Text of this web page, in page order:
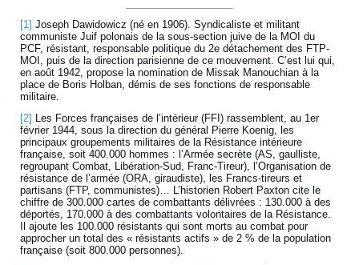
[1] Joseph Dawidowicz (né en 1906). Syndicaliste et militant
communiste Juif polonais de la sous-section juive de la MOI du
PCF, résistant, responsable politique du 2e détachement des FTP-
MOI, puis de la direction parisienne de ce mouvement. C’est lui qui,
en août 1942, propose la nomination de Missak Manouchian à la
place de Boris Holban, démis de ses fonctions de responsable
militaire.
[2] Les Forces françaises de l’intérieur (FFI) rassemblent, au 1er
février 1944, sous la direction du général Pierre Koenig, les
principaux groupements militaires de la Résistance intérieure
française, soit 400.000 hommes : l’Armée secrète (AS, gaulliste,
regroupant Combat, Libération-Sud, Franc-Tireur), l’Organisation de
résistance de l’armée (ORA, giraudiste), les Francs-tireurs et
partisans (FTP, communistes)… L’historien Robert Paxton cite le
chiffre de 300.000 cartes de combattants délivrées : 130.000 à des
déportés, 170.000 à des combattants volontaires de la Résistance.
Il ajoute les 100.000 résistants qui sont morts au combat pour
approcher un total des « résistants actifs » de 2 % de la population
française (soit 800.000 personnes).